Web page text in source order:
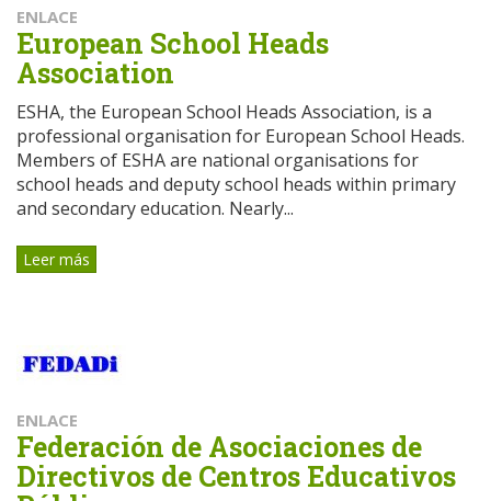
ENLACE
European School Heads
Association
ESHA, the European School Heads Association, is a
professional organisation for European School Heads.
Members of ESHA are national organisations for
school heads and deputy school heads within primary
and secondary education. Nearly...
Leer más
ENLACE
Federación de Asociaciones de
Directivos de Centros Educativos